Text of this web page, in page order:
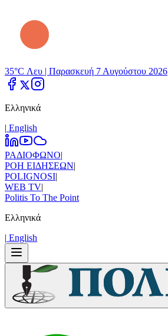
35°C Λευ | Παρασκευή 7 Αυγούστου 2026
Ελληνικά
| Εnglish
ΡΑΔΙΟΦΩΝΟ|
ΡΟΗ ΕΙΔΗΣΕΩΝ|
POLIGNOSI|
WEB TV|
Politis To The Point
Ελληνικά
| Εnglish